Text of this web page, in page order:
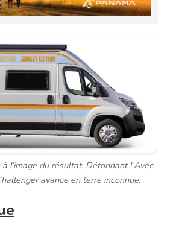
l’image du résultat. Détonnant ! Avec
avance en terre inconnue.